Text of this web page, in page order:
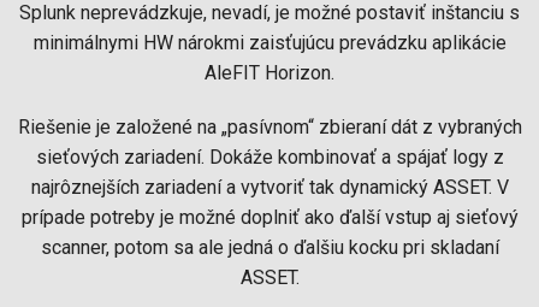
Splunk neprevádzkuje, nevadí, je možné postaviť inštanciu s
minimálnymi HW nárokmi zaisťujúcu prevádzku aplikácie
AleFIT Horizon.
Riešenie je založené na „pasívnom“ zbieraní dát z vybraných
sieťových zariadení. Dokáže kombinovať a spájať logy z
najrôznejších zariadení a vytvoriť tak dynamický ASSET. V
prípade potreby je možné doplniť ako ďalší vstup aj sieťový
scanner, potom sa ale jedná o ďalšiu kocku pri skladaní
ASSET.